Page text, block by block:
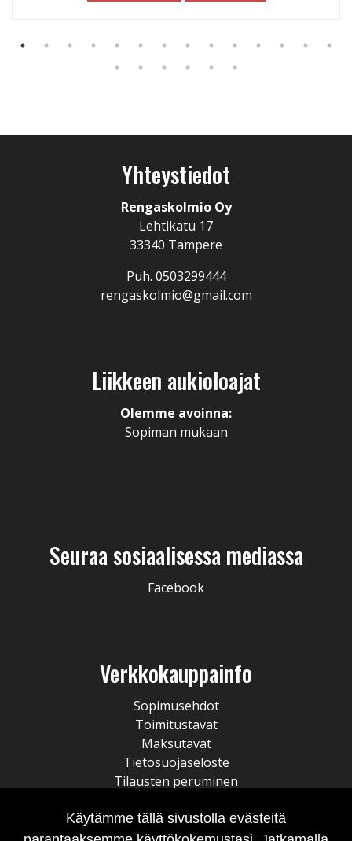
Yhteystiedot
Rengaskolmio Oy
Lehtikatu 17
33340 Tampere
Puh. 0503299444
rengaskolmio@gmail.com
Liikkeen aukioloajat
Olemme avoinna:
Sopiman mukaan
Seuraa sosiaalisessa mediassa
Facebook
Verkkokauppainfo
Sopimusehdot
Toimitustavat
Maksutavat
Tietosuojaseloste
Tilausten peruminen
Käytämme tällä sivustolla evästeitä